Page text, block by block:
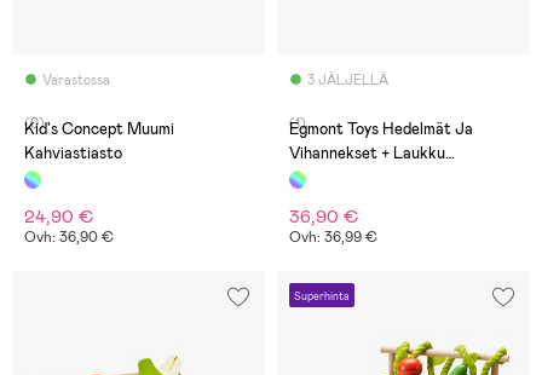
Varastossa
(0)
Kid's Concept Muumi
Kahviastiasto
24,90 €
Ovh: 36,90 €
3 JÄLJELLÄ
(1)
Egmont Toys Hedelmät Ja
Vihannekset + Laukku
Leikkisetti
36,90 €
Ovh: 36,99 €
Superhinta